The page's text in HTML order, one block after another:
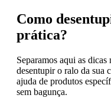
Como
prática?
Separamos aqui as
desentupir o ralo da sua
ajuda de produtos
sem bagunça.